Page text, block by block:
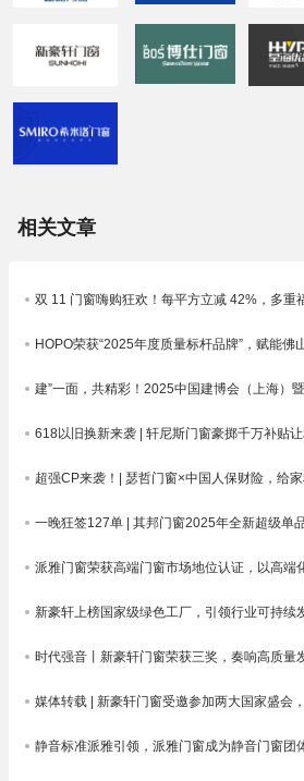
相关文章
618以旧换新来袭 | 轩尼斯门窗豪掷千万补贴